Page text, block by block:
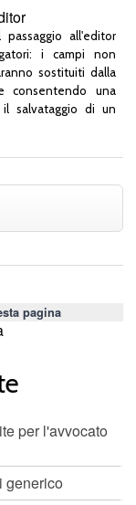
all'editor
i campi non
sostituiti dalla
consentendo una
salvataggio di un
pagina
per l'avvocato
generico